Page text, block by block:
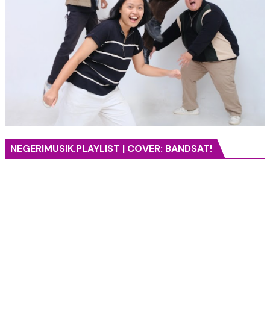
NEGERIMUSIK.PLAYLIST | COVER: BANDSAT!